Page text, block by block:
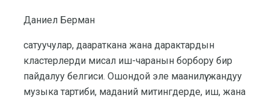
Даниел Берман
сатуучулар, даараткана жана дарактардын
кластерлерди мисал иш-чаранын борбору бир
пайдалуу белгиси. Ошондой эле маанилүү: жандуу
музыка тартиби, маданий митингдерде, иш, жана